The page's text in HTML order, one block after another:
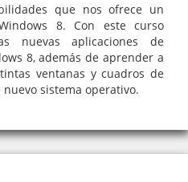
que nos ofrece un
8. Con este curso
nuevas aplicaciones de
8, además de aprender a
ventanas y cuadros de
sistema operativo.